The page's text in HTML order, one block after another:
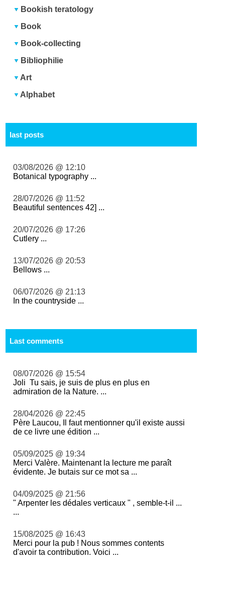
Bookish teratology
Book
Book-collecting
Bibliophilie
Art
Alphabet
last posts
03/08/2026 @ 12:10
Botanical typography ...
28/07/2026 @ 11:52
Beautiful sentences 42] ...
20/07/2026 @ 17:26
Cutlery ...
13/07/2026 @ 20:53
Bellows ...
06/07/2026 @ 21:13
In the countryside ...
Last comments
08/07/2026 @ 15:54
Joli Tu sais, je suis de plus en plus en
admiration de la Nature. ...
28/04/2026 @ 22:45
Père Laucou, Il faut mentionner qu'il existe aussi
de ce livre une édition ...
05/09/2025 @ 19:34
Merci Valère. Maintenant la lecture me paraît
évidente. Je butais sur ce mot sa ...
04/09/2025 @ 21:56
" Arpenter les dédales verticaux " , semble-t-il ...
...
15/08/2025 @ 16:43
Merci pour la pub ! Nous sommes contents
d'avoir ta contribution. Voici ...